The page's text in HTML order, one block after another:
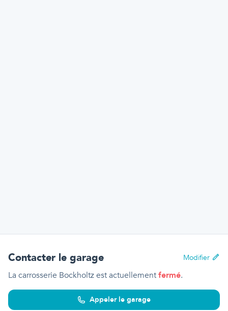
Contacter le garage Modifier
La carrosserie Bockholtzest actuellementfermé.
Appeler le garage